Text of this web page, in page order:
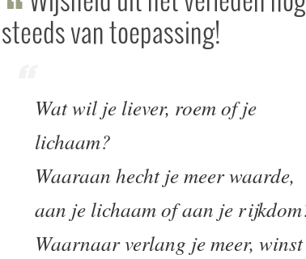
steeds van toepassing!
Wat wil je liever, roem of je
lichaam?
Waaraan hecht je meer waarde,
aan je lichaam of aan je
Waarnaar verlang je meer, winst